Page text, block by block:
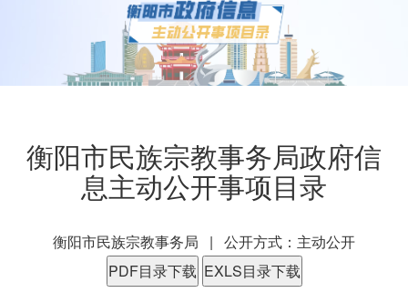
衡阳市民族宗教事务局政府信
息主动公开事项目录
衡阳市民族宗教事务局 | 公开方式：主动公开
PDF目录下载 EXLS目录下载